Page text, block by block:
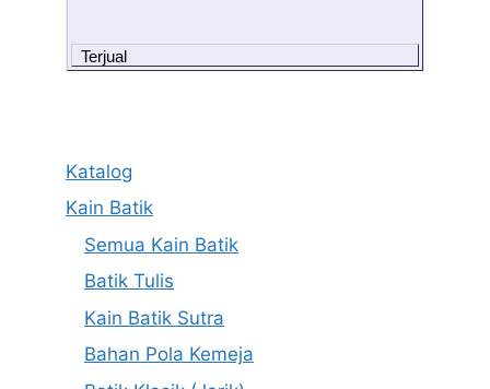
Terjual
Katalog
Kain Batik
Semua Kain Batik
Batik Tulis
Kain Batik Sutra
Bahan Pola Kemeja